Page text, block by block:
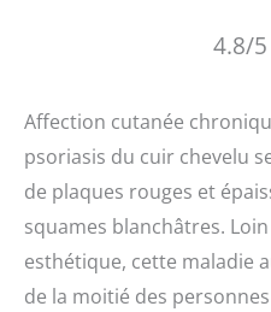
4.8/
Affection cutanée
psoriasis du cuir chevelu
de plaques rouges et
squames blanchâtres.
esthétique, cette maladie
de la moitié des